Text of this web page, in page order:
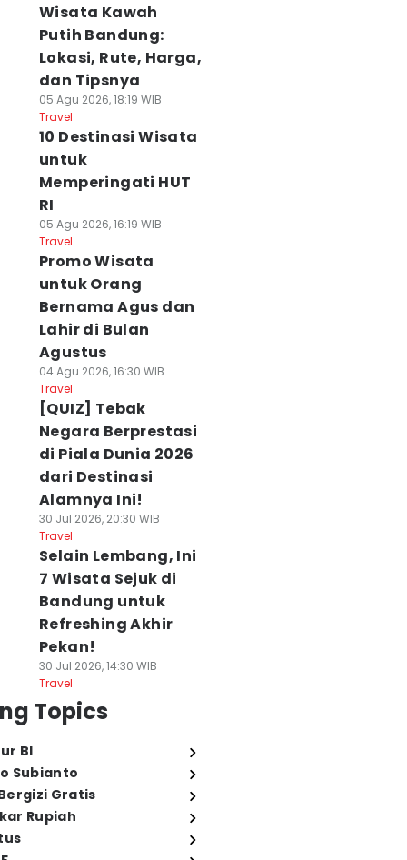
Wisata Kawah
Putih Bandung:
Lokasi, Rute, Harga,
dan Tipsnya
05 Agu 2026, 18:19 WIB
Travel
10 Destinasi Wisata
untuk
Memperingati HUT
RI
05 Agu 2026, 16:19 WIB
Travel
Promo Wisata
untuk Orang
Bernama Agus dan
Lahir di Bulan
Agustus
04 Agu 2026, 16:30 WIB
Travel
[QUIZ] Tebak
Negara Berprestasi
di Piala Dunia 2026
dari Destinasi
Alamnya Ini!
30 Jul 2026, 20:30 WIB
Travel
Selain Lembang, Ini
7 Wisata Sejuk di
Bandung untuk
Refreshing Akhir
Pekan!
30 Jul 2026, 14:30 WIB
Travel
Topics
BI
Subianto
Gratis
Rupiah